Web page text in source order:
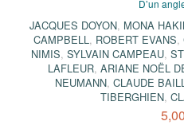
D’un
JACQUES DOYON, MONA
CAMPBELL , ROBERT EVANS,
NIMIS, SYLVAIN CAMPEAU,
LAFLEUR, ARIANE NOËL
NEUMANN, CLAUDE
TIBERGHIEN,